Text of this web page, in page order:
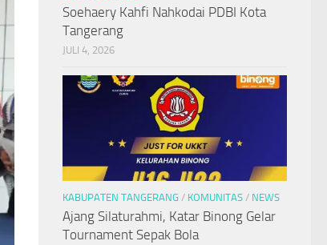
Soehaery Kahfi Nahkodai PDBI Kota
Tangerang
JULI 4, 2026
KABUPATEN TANGERANG / KOMUNITAS / NEWS
Ajang Silaturahmi, Katar Binong Gelar
Tournament Sepak Bola